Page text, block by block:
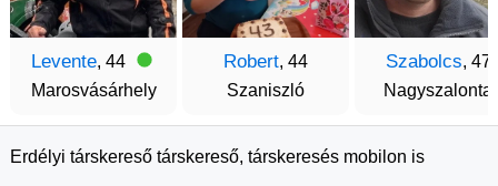
Levente, 44
Marosvásárhely
Robert, 44
Szaniszló
Szabolcs, 47
Nagyszalonta
Erdélyi társkereső társkereső, társkeresés mobilon is